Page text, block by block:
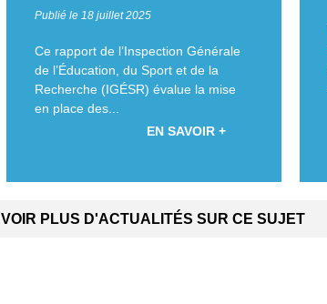
Publié le 18 juillet 2025
Ce rapport de l’Inspection Générale
de l’Éducation, du Sport et de la
Recherche (IGÉSR) évalue la mise
en place des...
EN SAVOIR +
VOIR PLUS D'ACTUALITÉS SUR CE SUJET